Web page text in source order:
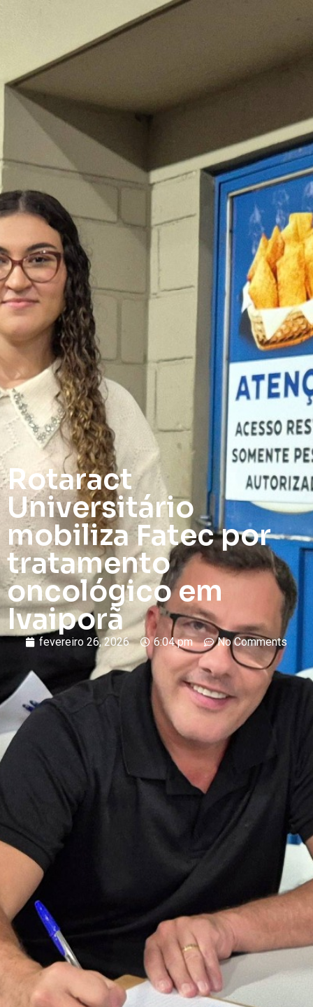
Rotaract
Universitário
mobiliza Fatec por
tratamento
oncológico em
Ivaiporã
fevereiro 26, 2026 6:04 pm No Comments